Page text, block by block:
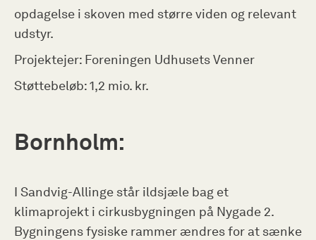
opdagelse i skoven med større viden og relevant
udstyr.
Projektejer: Foreningen Udhusets Venner
Støttebeløb: 1,2 mio. kr.
Bornholm:
I Sandvig-Allinge står ildsjæle bag et
klimaprojekt i cirkusbygningen på Nygade 2.
Bygningens fysiske rammer ændres for at sænke